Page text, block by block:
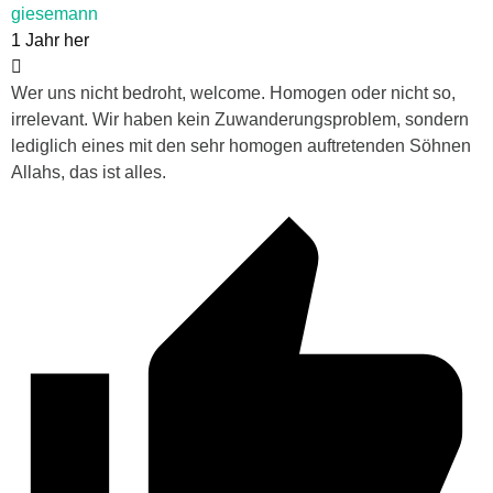
giesemann
1 Jahr her
Wer uns nicht bedroht, welcome. Homogen oder nicht so,
irrelevant. Wir haben kein Zuwanderungsproblem, sondern
lediglich eines mit den sehr homogen auftretenden Söhnen
Allahs, das ist alles.